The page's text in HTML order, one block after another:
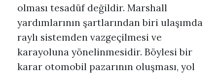
olması tesadüf değildir. Marshall
yardımlarının şartlarından biri ulaşımda
raylı sistemden vazgeçilmesi ve
karayoluna yönelinmesidir. Böylesi bir
karar otomobil pazarının oluşması, yol